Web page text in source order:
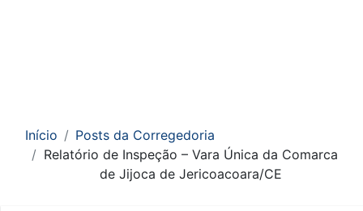
Início
Posts da Corregedoria
Relatório de Inspeção – Vara Única da Comarca
de Jijoca de Jericoacoara/CE